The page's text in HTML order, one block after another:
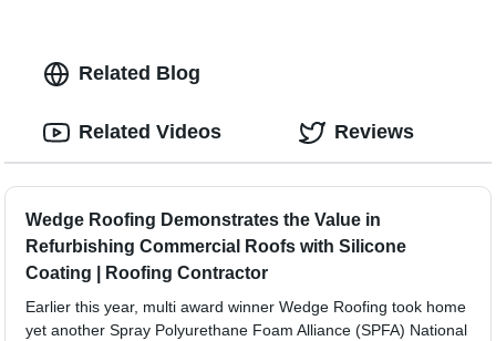
Related Blog
Wedge Roofing Demonstrates the Value in
Refurbishing Commercial Roofs with Silicone
Coating | Roofing Contractor
Earlier this year, multi award winner Wedge Roofing took home
yet another Spray Polyurethane Foam Alliance (SPFA) National
Related Videos Reviews